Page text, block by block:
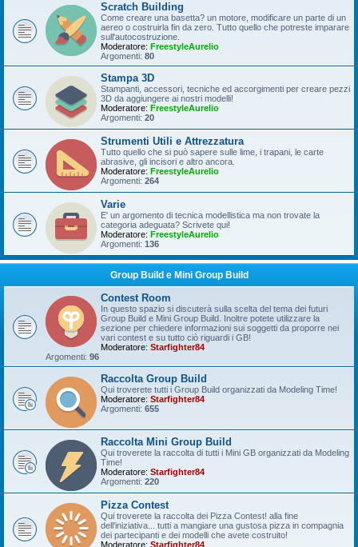
Scratch Building
Come creare una basetta? un motore, modificare un parte di un
aereo o costruirla fin da zero. Tutto quello che potreste imparare
sull'autocostruzione.
Moderatore: FreestyleAurelio
Argomenti: 80
Stampa 3D
Stampanti, accessori, tecniche ed accorgimenti per creare pezzi
3D da aggiungere ai nostri modelli!
Moderatore: FreestyleAurelio
Argomenti: 20
Strumenti Utili e Attrezzatura
Tutto quello che si può sapere sulle lime, i trapani, le carte
abrasive, gli incisori e altro ancora.
Moderatore: FreestyleAurelio
Argomenti: 264
Varie
E' un argomento di tecnica modellistica ma non trovate la
categoria adeguata? Scrivete qui!
Moderatore: FreestyleAurelio
Argomenti: 136
Group Build e Mini Group Build
Contest Room
In questo spazio si discuterà sulla scelta del tema dei futuri
Group Build e Mini Group Build. Inoltre potete utilizzare la
sezione per chiedere informazioni sui soggetti da proporre nei
vari contest e su tutto ciò riguardi i GB!
Moderatore: Starfighter84
Argomenti: 96
Raccolta Group Build
Qui troverete tutti i Group Build organizzati da Modeling Time!
Moderatore: Starfighter84
Argomenti: 655
Raccolta Mini Group Build
Qui troverete la raccolta di tutti i Mini GB organizzati da Modeling
Time!
Moderatore: Starfighter84
Argomenti: 220
Pizza Contest
Qui troverete la raccolta dei Pizza Contest! alla fine
dell'iniziativa... tutti a mangiare una gustosa pizza in compagnia
dei partecipanti e dei modelli che avete costruito!
Moderatore: Starfighter84